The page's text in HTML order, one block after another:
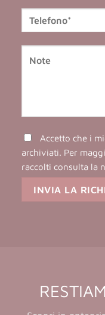
Accetto che i
archiviati. Per
raccolti consulta la